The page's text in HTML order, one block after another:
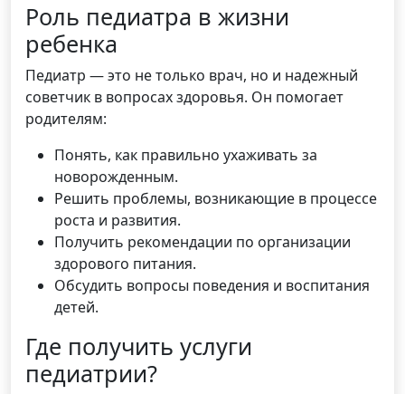
Роль педиатра в жизни
ребенка
Педиатр — это не только врач, но и надежный
советчик в вопросах здоровья. Он помогает
родителям:
Понять, как правильно ухаживать за
новорожденным.
Решить проблемы, возникающие в процессе
роста и развития.
Получить рекомендации по организации
здорового питания.
Обсудить вопросы поведения и воспитания
детей.
Где получить услуги
педиатрии?